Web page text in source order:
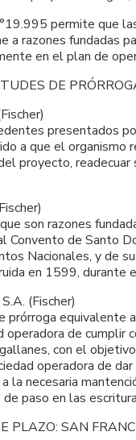
permite que
a razones fundadas
en el plan de
DE
presentados
a que el
proyecto,
son razones
de Santo
Nacionales, y de
en 1599, durante
(Fischer)
prórroga equivalente
operadora de
con el
operadora de
la necesaria
paso en las
PLAZO: SAN